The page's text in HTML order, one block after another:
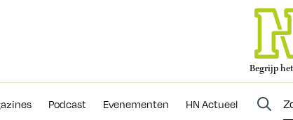
Begrijp
Podcast Evenementen HN Actueel
Evenementen